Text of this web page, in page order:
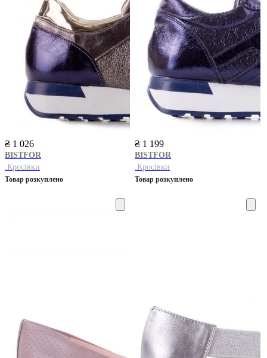
₴ 1 026
BISTFOR
.Кросівки
Товар розкуплено
₴ 1 199
BISTFOR
.Кросівки
Товар розкуплено